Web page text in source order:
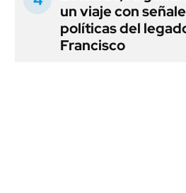
un viaje con
políticas del
Francisco